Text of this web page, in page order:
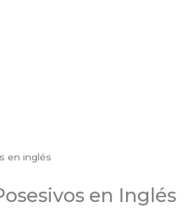
en Inglés